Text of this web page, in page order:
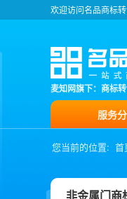
欢迎访问名品商标
麦知网旗下：商标
服务
您当前的位置: 首
非金属门商